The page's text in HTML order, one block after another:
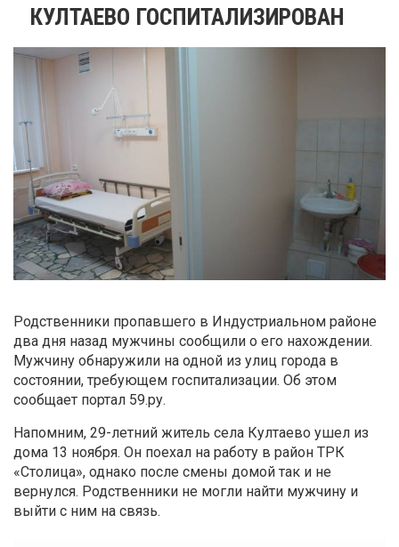
КУЛТАЕВО ГОСПИТАЛИЗИРОВАН
Родственники пропавшего в Индустриальном районе
два дня назад мужчины сообщили о его нахождении.
Мужчину обнаружили на одной из улиц города в
состоянии, требующем госпитализации. Об этом
сообщает портал 59.ру.
Напомним, 29-летний житель села Култаево ушел из
дома 13 ноября. Он поехал на работу в район ТРК
«Столица», однако после смены домой так и не
вернулся. Родственники не могли найти мужчину и
выйти с ним на связь.